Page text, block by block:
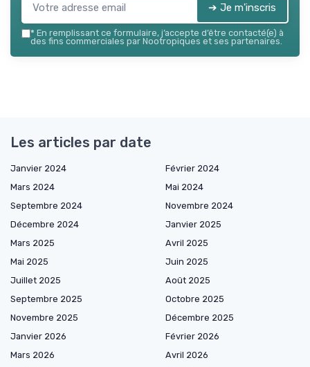
➔ Je m'inscris
* En remplissant ce formulaire, j’accepte d’être contacté(e) à
des fins commerciales par Nootropiques et ses partenaires.
Les articles par date
Janvier 2024
Février 2024
Mars 2024
Mai 2024
Septembre 2024
Novembre 2024
Décembre 2024
Janvier 2025
Mars 2025
Avril 2025
Mai 2025
Juin 2025
Juillet 2025
Août 2025
Septembre 2025
Octobre 2025
Novembre 2025
Décembre 2025
Janvier 2026
Février 2026
Mars 2026
Avril 2026